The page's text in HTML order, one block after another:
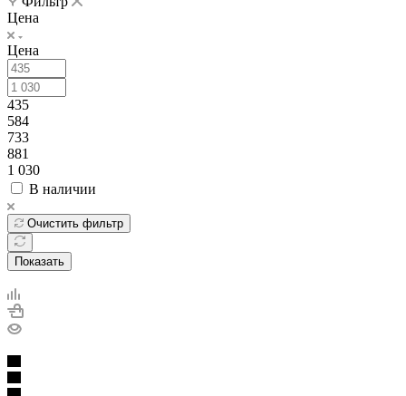
Цена
Цена
435
584
733
881
1 030
В наличии
Очистить фильтр
Показать